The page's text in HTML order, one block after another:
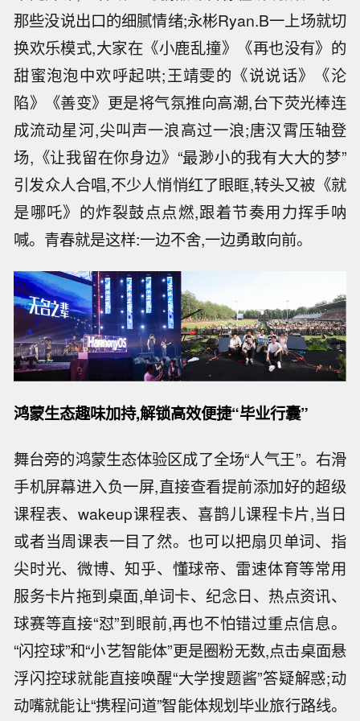
那些没说出口的细腻情绪;永彬Ryan.B一上场就切
换欢乐模式,大家在《小鹿乱撞》《再也没有》的
甜蜜泡泡中欢呼起哄;王靖雯的《说说话》《沦
陷》《善变》更是将气氛推向高潮,台下荧光棒连
成流动星河,尖叫声一浪高过一浪;唐汉霄压轴登
场,《让我留在你身边》“最渺小的我有大大的梦”
引发众人合唱,不少人悄悄红了眼眶,转头又被《就
是哪吒》的炸裂鼓点点燃,跟着节奏用力挥手呐
喊。青春就是这样:一边不舍,一边勇敢向前。
鸿蒙生态趣味加持,解锁高效便捷“毕业行囊”
舞台旁的鸿蒙生态体验区成了全场“人气王”。右滑
手机屏幕进入负一屏,直接查看提前添加好的超级
课程表、wakeup课程表、喜鹊儿课程卡片,当日
或者当周课表一目了然。也可以把扇贝单词、指
尖时光、微博、知乎、懂球帝、雷速体育等常用
服务卡片拖到桌面,单词卡、纪念日、热点资讯、
球赛等直接“怼”到眼前,再也不怕错过重点信息。
“闪控球”和“小艺智能体”更是圈粉无数,点击桌面悬
浮闪控球就能直接唤醒“大学搜题酱”答疑解惑;动
动嘴就能让“携程问道”智能体规划毕业旅行路线。